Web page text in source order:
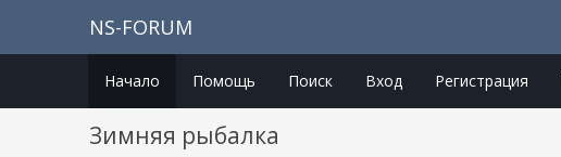
NS-FORUM
Начало Помощь Поиск Вход Регистрация
Зимняя рыбалка